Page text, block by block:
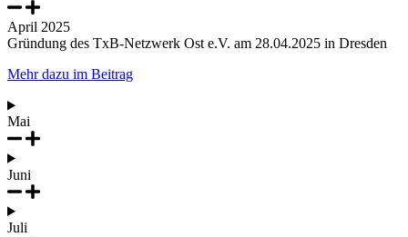
April 2025
Gründung des TxB-Netzwerk Ost e.V. am 28.04.2025 in Dresden
Mehr dazu im Beitrag
Mai
Juni
Juli